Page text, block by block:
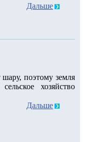
Дальше
поэтому земля
хозяйство
Дальше